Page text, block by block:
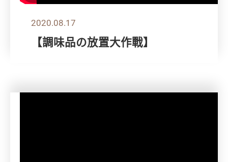
2020.08.17
【調味品の放置大作戰】